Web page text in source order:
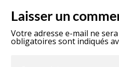
Laisser un
Votre adresse e-mail ne
obligatoires sont indiqués